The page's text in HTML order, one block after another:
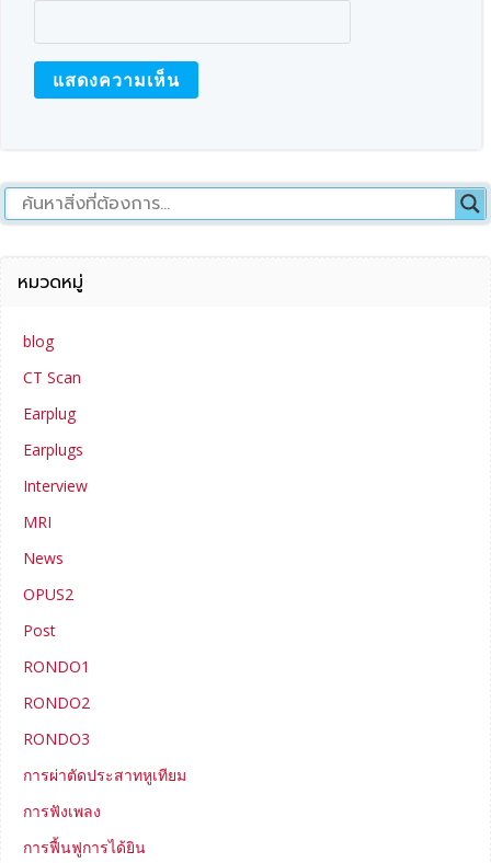
หมวดหมู่
blog
CT Scan
Earplug
Earplugs
Interview
MRI
News
OPUS2
Post
RONDO1
RONDO2
RONDO3
การผ่าตัดประสาทหูเทียม
การฟังเพลง
การฟื้นฟูการได้ยิน